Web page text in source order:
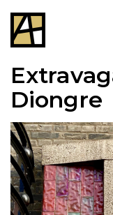
Diongre